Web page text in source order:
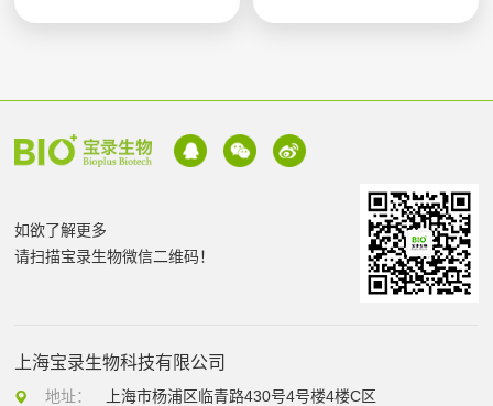
如欲了解更多
请扫描宝录生物微信二维码！
上海宝录生物科技有限公司
地址：
上海市杨浦区临青路430号4号楼4楼C区